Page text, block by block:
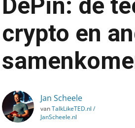
›
DePin: de tech-trend waar AI, IoT,
DePin: de
crypto en
Jan Scheele
vanTalkLikeTED.nl /
JanScheele.nl